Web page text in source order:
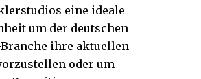
eine ideale
um der deutschen
Branche ihre aktuellen
oder um